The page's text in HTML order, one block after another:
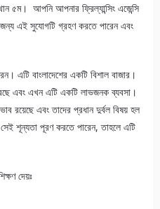
৫ম। আপনি আপনার ফ্রিল্যান্সিং এজেন্সি
জন্য এই সুযোগটি গ্রহণ করতে পারেন এবং
এটি বাংলাদেশের একটি বিশাল বাজার।
এবং এখন এটি একটি লাভজনক ব্যবসা।
রয়েছে এবং তাদের প্রধান দুর্বল বিষয় হল
শূন্যতা পূরণ করতে পারেন, তাহলে এটি
দেয়ঃ